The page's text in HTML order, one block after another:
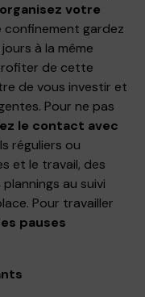
votre
confinement gardez
à la même
de cette
de vous investir et
Pour ne pas
le contact avec
réguliers ou
et le travail, des
au suivi
Pour travailler
pauses